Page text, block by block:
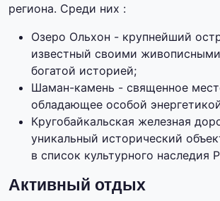
региона. Среди них :
Озеро Ольхон - крупнейший
известный своими
богатой историей;
Шаман-камень - священное
обладающее особой
Кругобайкальская железная
уникальный исторический
в список культурного наследия
Активный отдых